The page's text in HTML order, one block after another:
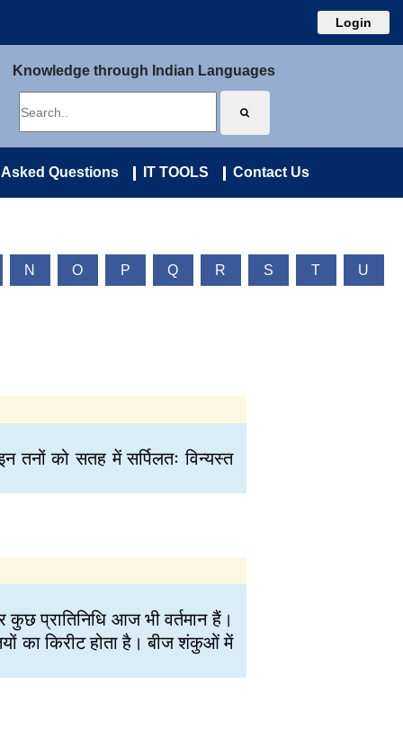
Login
Knowledge through Indian Languages
Questions IT TOOLS Contact Us
N O P Q R S T U
को सतह में सर्पिलतः विन्यस्त
कुछ प्रातिनिधि आज भी वर्तमान हैं।
का किरीट होता है। बीज शंकुओं में